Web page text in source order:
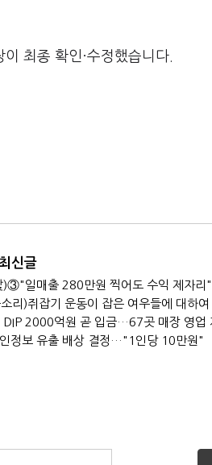
최종 확인·수정했습니다.
신글
리)쥐잡기 운동이 잡은 여우들에 대하여
DIP 2000억원 곧 입금…67곳 매장 영업
정보 유출 배상 결정…"1인당 10만원"